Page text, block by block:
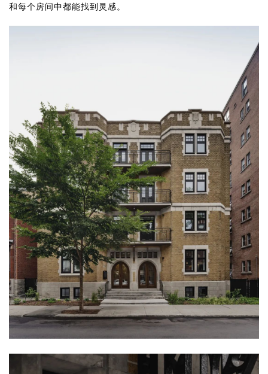
和每个房间中都能找到灵感。